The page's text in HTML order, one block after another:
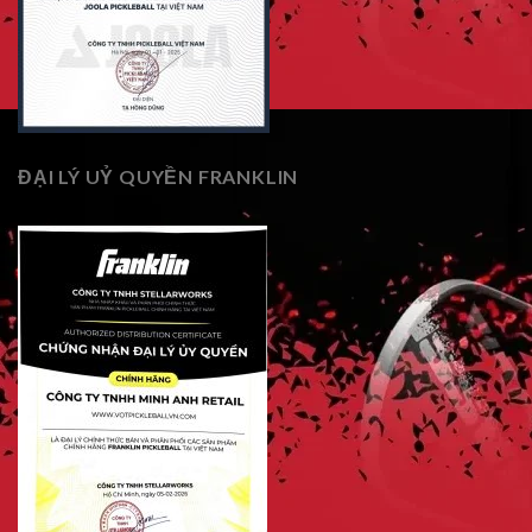
ĐẠI LÝ UỶ QUYỀN FRANKLIN